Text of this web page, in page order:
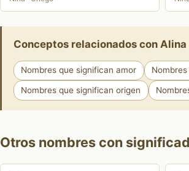
Conceptos relacionados con Alina
Nombres que significan amor
Nombres que significan origen
Otros nombres con